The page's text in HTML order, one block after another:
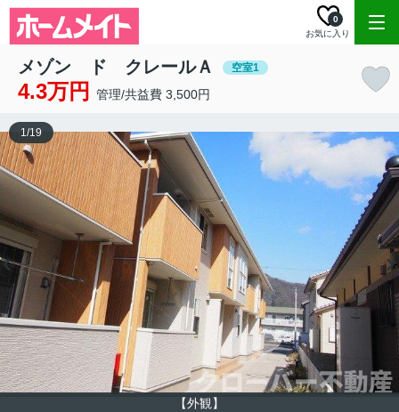
お気に入り
0
メゾン ド クレールＡ 空室1
4.3万円 管理/共益費 3,500円
【外観】
1/19